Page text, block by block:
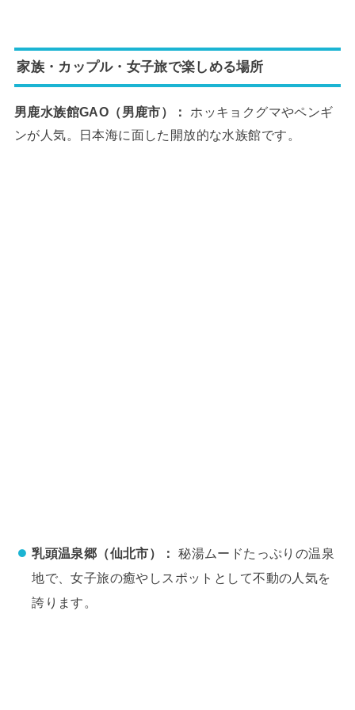
家族・カップル・女子旅で楽しめる場所
男鹿水族館GAO（男鹿市）：
ホッキョクグマやペンギ
ンが人気。日本海に面した開放的な水族館です。
乳頭温泉郷（仙北市）：
秘湯ムードたっぷりの温泉
地で、女子旅の癒やしスポットとして不動の人気を
誇ります。